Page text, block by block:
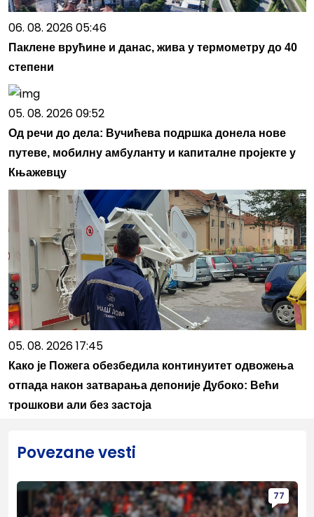
06. 08. 2026 05:46
Паклене врућине и данас, жива у термометру до 40
степени
05. 08. 2026 09:52
Од речи до дела: Вучићева подршка донела нове
путеве, мобилну амбуланту и капиталне пројекте у
Књажевцу
05. 08. 2026 17:45
Како је Пожега обезбедила континуитет одвожења
отпада након затварања депоније Дубоко: Већи
трошкови али без застоја
Povezane vesti
77